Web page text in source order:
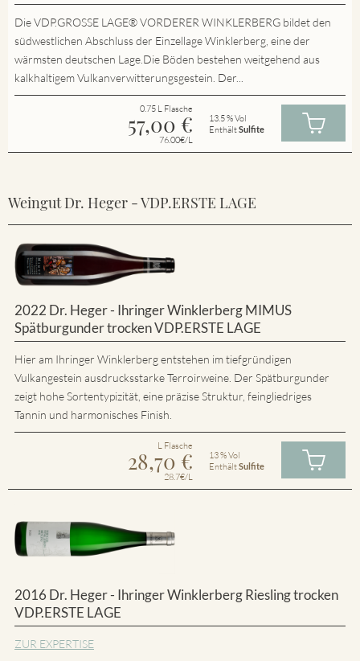
Die VDP.GROSSE LAGE® VORDERER WINKLERBERG bildet den
südwestlichen Abschluss der Einzellage Winklerberg, eine der
wärmsten deutschen Lage.Die Böden bestehen weitgehend aus
kalkhaltigem Vulkanverwitterungsgestein. Der...
0.75 L Flasche
57,00 €
76.00€/L
13.5 % Vol
EnthältSulfite
Weingut Dr. Heger - VDP.ERSTE LAGE
2022 Dr. Heger - Ihringer Winklerberg MIMUS
Spätburgunder trocken VDP.ERSTE LAGE
Hier am Ihringer Winklerberg entstehen im tiefgründigen
Vulkangestein ausdrucksstarke Terroirweine. Der Spätburgunder
zeigt hohe Sortentypizität, eine präzise Struktur, feingliedriges
Tannin und harmonisches Finish.
L Flasche
28,70 €
28.7€/L
13 % Vol
EnthältSulfite
2016 Dr. Heger - Ihringer Winklerberg Riesling trocken
VDP.ERSTE LAGE
ZUR EXPERTISE